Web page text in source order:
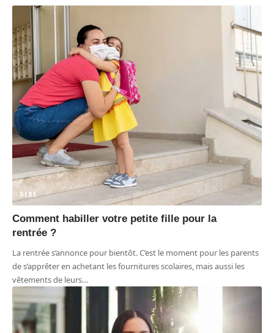
BÉBÉ
Comment habiller votre petite fille pour la
rentrée ?
La rentrée s’annonce pour bientôt. C’est le moment pour les parents
de s’apprêter en achetant les fournitures scolaires, mais aussi les
vêtements de leurs…